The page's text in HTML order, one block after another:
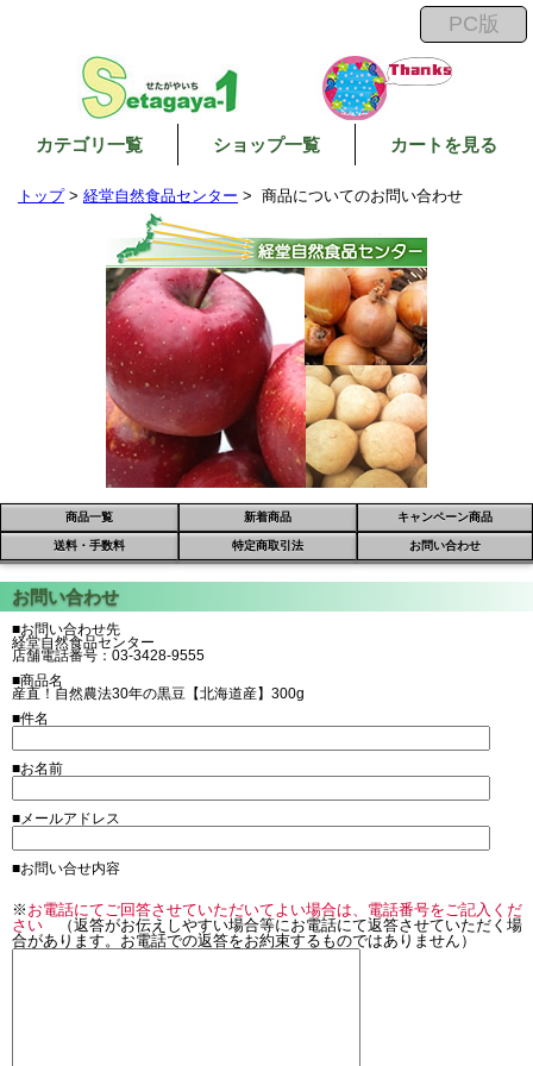
カテゴリ一覧 ショップ一覧 カートを見る
トップ> 経堂自然食品センター > 商品についてのお問い合わせ
商品一覧 新着商品 キャンペーン商品
送料・手数料 特定商取引法 お問い合わせ
■お問い合わせ先
経堂自然食品センター
店舗電話番号：03-3428-9555
■商品名
産直！自然農法30年の黒豆【北海道産】300g
■件名
■お名前
■メールアドレス
■お問い合せ内容
※ お電話にてご回答させていただいてよい場合は、電話番号をご記入くだ
さい （返答がお伝えしやすい場合等にお電話にて返答させていただく場
合があります。お電話での返答をお約束するものではありません）